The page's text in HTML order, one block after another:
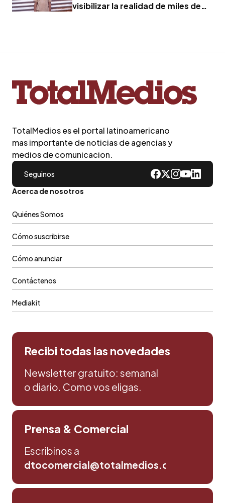
visibilizar la realidad de miles de
TotalMedios es el portal latinoamericano
mas importante de noticias de agencias y
medios de comunicacion.
Seguinos
Acerca de nosotros
Quiénes Somos
Cómo suscribirse
Cómo anunciar
Contáctenos
Mediakit
Recibi todas las novedades
Newsletter gratuito: semanal
o diario. Como vos eligas.
Prensa & Comercial
Escribinos a
dtocomercial@totalmedios.com